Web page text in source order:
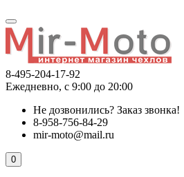
8-495-204-17-92
Ежедневно, с 9:00 до 20:00
Не дозвонились? Заказ звонка!
8-958-756-84-29
mir-moto@mail.ru
0